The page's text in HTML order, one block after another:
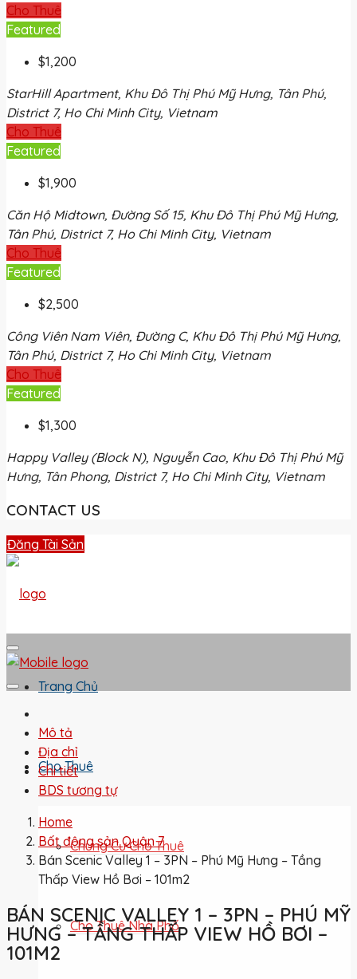
Cho Thuê
Featured
$1,200
StarHill Apartment, Khu Đô Thị Phú Mỹ Hưng, Tân Phú,
District 7, Ho Chi Minh City, Vietnam
Cho Thuê
Featured
$1,900
Căn Hộ Midtown, Đường Số 15, Khu Đô Thị Phú Mỹ Hưng,
Tân Phú, District 7, Ho Chi Minh City, Vietnam
Cho Thuê
Featured
$2,500
Công Viên Nam Viên, Đường C, Khu Đô Thị Phú Mỹ Hưng,
Tân Phú, District 7, Ho Chi Minh City, Vietnam
Cho Thuê
Featured
$1,300
Happy Valley (Block N), Nguyễn Cao, Khu Đô Thị Phú Mỹ
Hưng, Tân Phong, District 7, Ho Chi Minh City, Vietnam
CONTACT US
Đăng Tài Sản
Trang Chủ
Cho Thuê
Chung Cư Cho Thuê
Cho Thuê Nhà Phố
Mô tả
Địa chỉ
Chi tiết
BDS tương tự
Home
Bất động sản Quận 7
Bán Scenic Valley 1 – 3PN – Phú Mỹ Hưng – Tầng
Thấp View Hồ Bơi – 101m2
BÁN SCENIC VALLEY 1 – 3PN – PHÚ MỸ
HƯNG – TẦNG THẤP VIEW HỒ BƠI –
101M2